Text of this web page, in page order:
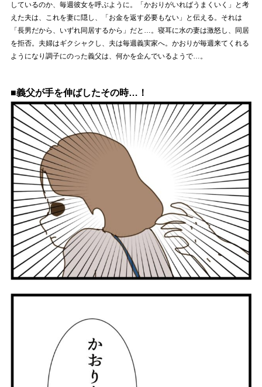
しているのか、毎週彼女を呼ぶように。「かおりがいればうまくいく」と考
えた夫は、これを妻に隠し、「お金を返す必要もない」と伝える。それは
「長男だから、いずれ同居するから」だと…。寝耳に水の妻は激怒し、同居
を拒否。夫婦はギクシャクし、夫は毎週義実家へ。かおりが毎週来てくれる
ようになり調子にのった義父は、何かを企んでいるようで…。
■義父が手を伸ばしたその時…！